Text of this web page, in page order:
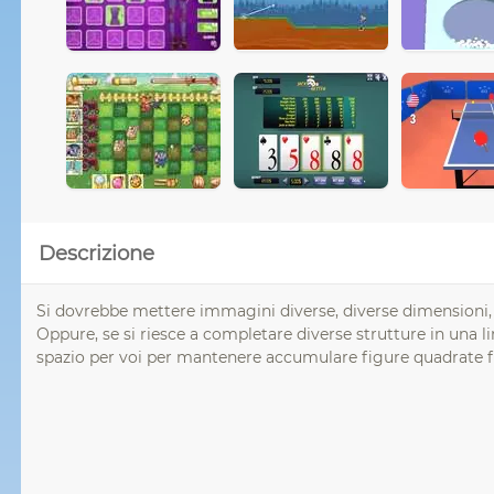
Descrizione
Si dovrebbe mettere immagini diverse, diverse
Oppure, se si riesce a completare diverse strutture in
spazio per voi per mantenere accumulare figure quadrate